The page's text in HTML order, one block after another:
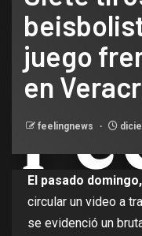
juego
en
feelingnews
El pasado
circular un video a
se evidenció un